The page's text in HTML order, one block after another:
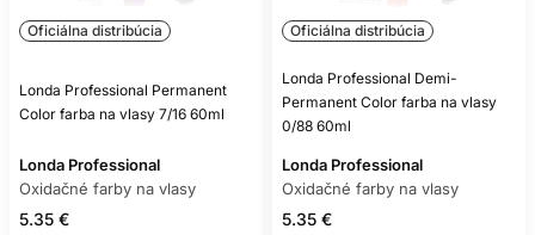
Oficiálna distribúcia
Londa Professional Permanent
Color farba na vlasy 7/16 60ml
Londa Professional
Oxidačné farby na vlasy
5.35 €
Oficiálna distribúcia
Londa Professional Demi-
Permanent Color farba na vlasy
0/88 60ml
Londa Professional
Oxidačné farby na vlasy
5.35 €